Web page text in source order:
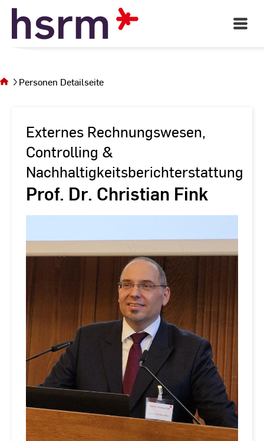
Skip
Content
Open
Main
sich auf
der SeitePersonen Detailseite
Externes Rechnungswesen,
Controlling &
Nachhaltigkeitsberichterstattung
Prof. Dr. Christian Fink